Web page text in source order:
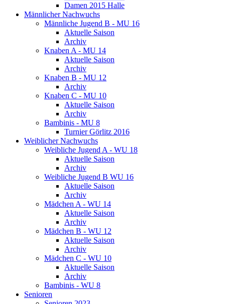
Damen 2015 Halle
Männlicher Nachwuchs
Männliche Jugend B - MU 16
Aktuelle Saison
Archiv
Knaben A - MU 14
Aktuelle Saison
Archiv
Knaben B - MU 12
Archiv
Knaben C - MU 10
Aktuelle Saison
Archiv
Bambinis - MU 8
Turnier Görlitz 2016
Weiblicher Nachwuchs
Weibliche Jugend A - WU 18
Aktuelle Saison
Archiv
Weibliche Jugend B WU 16
Aktuelle Saison
Archiv
Mädchen A - WU 14
Aktuelle Saison
Archiv
Mädchen B - WU 12
Aktuelle Saison
Archiv
Mädchen C - WU 10
Aktuelle Saison
Archiv
Bambinis - WU 8
Senioren